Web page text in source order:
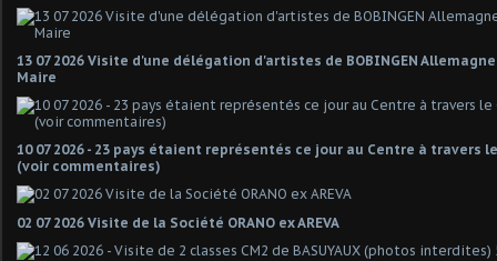
13 07 2026 Visite d'une délégation d'artistes de BOBINGEN
Maire
10 07 2026 - 23 pays étaient représentés ce jour au Centre à travers le
(voir commentaires)
02 07 2026 Visite de la Société ORANO ex AREVA